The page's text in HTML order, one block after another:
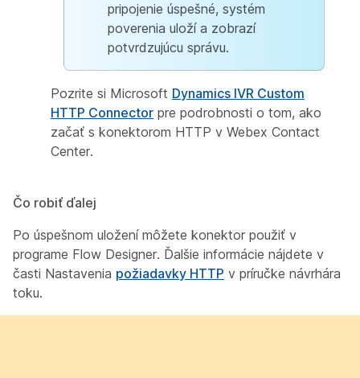
pripojenie úspešné, systém
poverenia uloží a zobrazí
potvrdzujúcu správu.
Pozrite si Microsoft Dynamics IVR Custom
HTTP Connector pre podrobnosti o tom, ako
začať s konektorom HTTP v Webex Contact
Center.
Čo robiť ďalej
Po úspešnom uložení môžete konektor použiť v
programe Flow Designer. Ďalšie informácie nájdete v
časti Nastavenia požiadavky HTTP v príručke návrhára
toku.